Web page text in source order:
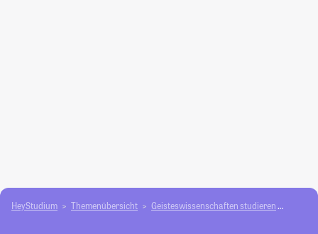
HeyStudium Themenübersicht Geisteswissenschaften studieren